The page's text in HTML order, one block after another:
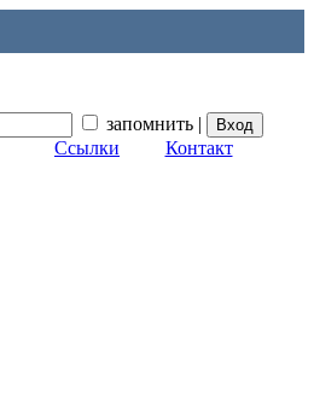
запомнить |
Ссылки Контакт